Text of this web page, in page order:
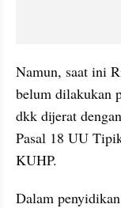
Namun, saat ini
belum dilakukan
dkk dijerat
Pasal 18 UU
KUHP.
Dalam